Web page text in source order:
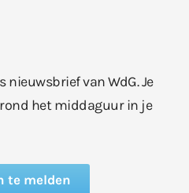
van WdG. Je
het middaguur in je
te melden